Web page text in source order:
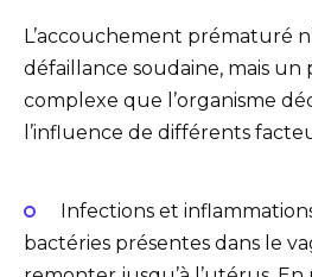
L’accouchement prématuré
défaillance soudaine, mais un
complexe que l’organisme
l’influence de différents
Infections et
bactéries présentes dans le